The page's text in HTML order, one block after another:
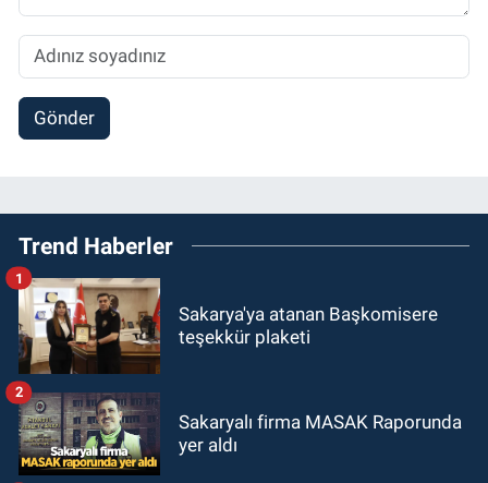
Gönder
Trend Haberler
Sakarya'ya atanan Başkomisere
teşekkür plaketi
1
Sakaryalı firma MASAK Raporunda
yer aldı
2